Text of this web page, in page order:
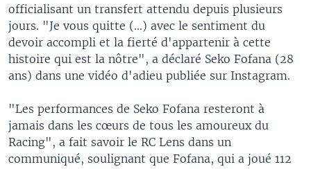
officialisant un transfert attendu depuis plusieurs
jours. "Je vous quitte (...) avec le sentiment du
devoir accompli et la fierté d'appartenir à cette
histoire qui est la nôtre", a déclaré Seko Fofana (28
ans) dans une vidéo d'adieu publiée sur Instagram.
"Les performances de Seko Fofana resteront à
jamais dans les cœurs de tous les amoureux du
Racing", a fait savoir le RC Lens dans un
communiqué, soulignant que Fofana, qui a joué 112